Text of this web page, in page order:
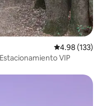
Calificación
4.98 (133)
VIP